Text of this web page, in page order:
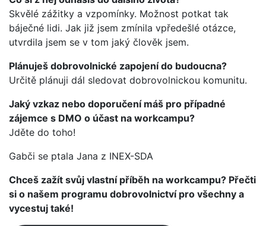
Skvělé zážitky a vzpomínky. Možnost potkat tak
báječné lidi. Jak již jsem zmínila vpředešlé otázce,
utvrdila jsem se v tom jaký člověk jsem.
Plánuješ dobrovolnické zapojení do budoucna?
Určitě plánuji dál sledovat dobrovolnickou komunitu.
Jaký vzkaz nebo doporučení máš pro případné
zájemce s DMO o účast na workcampu?
Jděte do toho!
Gabči se ptala Jana z INEX-SDA
Chceš zažít svůj vlastní příběh na workcampu? Přečti
si o našem programu dobrovolnictví pro všechny a
vycestuj také!